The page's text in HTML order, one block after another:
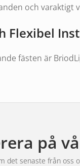
och varaktigt
Flexibel
fästen är
installera rampen
bakom
Detta ger
på
det senaste från oss